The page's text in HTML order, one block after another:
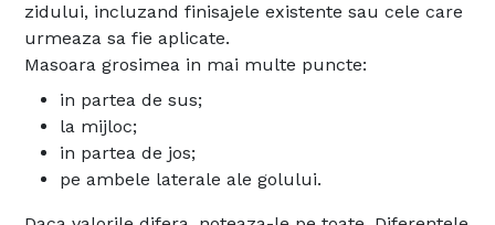
zidului, incluzand finisajele existente sau cele care
urmeaza sa fie aplicate.
Masoara grosimea in mai multe puncte:
in partea de sus;
la mijloc;
in partea de jos;
pe ambele laterale ale golului.